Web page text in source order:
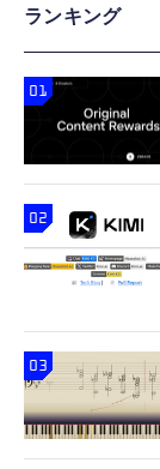
ランキング